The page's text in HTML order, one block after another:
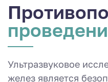
Ультразвуковое
желез является